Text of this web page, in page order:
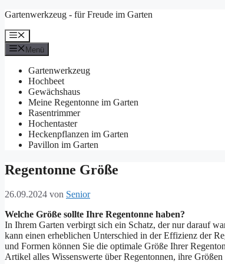
Zum
springen
Gartenwerkzeug - für Freude im Garten
Menü
Menü
Gartenwerkzeug
Hochbeet
Gewächshaus
Meine Regentonne im Garten
Rasentrimmer
Hochentaster
Heckenpflanzen im Garten
Pavillon im Garten
Regentonne Größe
26.09.2024 von Senior
Welche Größe sollte Ihre Regentonne haben?
In Ihrem Garten verbirgt sich ein Schatz, der nur darauf
kann einen erheblichen Unterschied in der Effizienz der
und Formen können Sie die optimale Größe Ihrer
Artikel alles Wissenswerte über Regentonnen, ihre